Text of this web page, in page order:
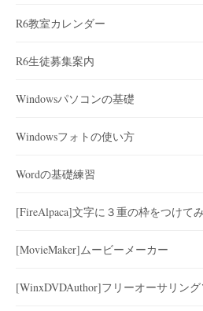
R6教室カレンダー
R6生徒募集案内
Windowsパソコンの基礎
Windowsフォトの使い方
Wordの基礎練習
[FireAlpaca]文字に３重の枠をつけて
[MovieMaker]ムービーメーカー
[WinxDVDAuthor]フリーオーサリング